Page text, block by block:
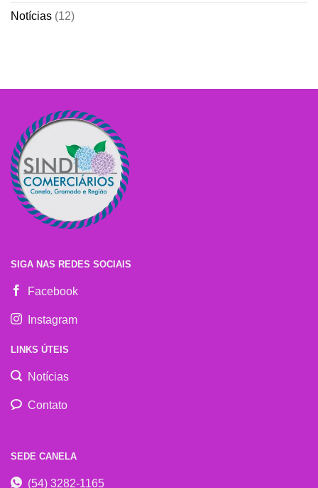
Notícias (12)
SIGA NAS REDES SOCIAIS
Facebook
Instagram
LINKS ÚTEIS
Notícias
Contato
SEDE CANELA
(54) 3282-1165